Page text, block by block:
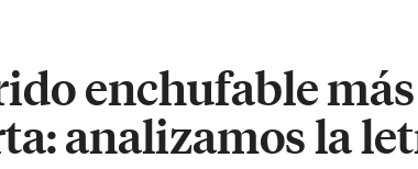
enchufable
analizamos la